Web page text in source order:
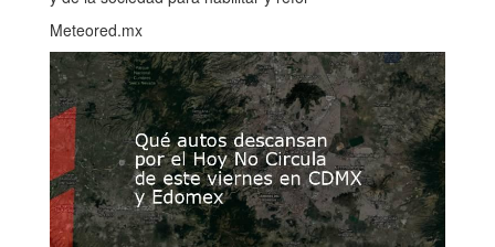
Meteored.mx